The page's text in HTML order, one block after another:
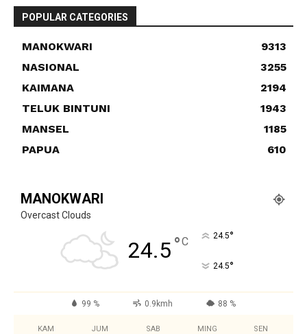
POPULAR CATEGORIES
MANOKWARI
9313
NASIONAL
3255
KAIMANA
2194
TELUK BINTUNI
1943
MANSEL
1185
PAPUA
610
MANOKWARI
Overcast Clouds
24.5°C 24.5°
24.5°
99 % 0.9kmh 88 %
KAM JUM SAB MING SEN